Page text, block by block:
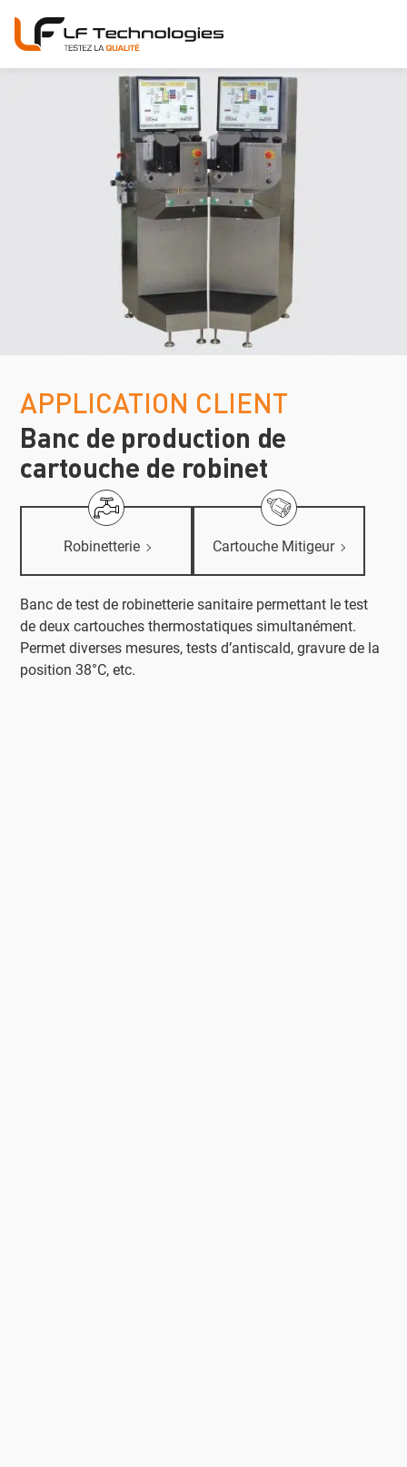
APPLICATION CLIENT
Banc de production de
cartouche de robinet
Robinetterie Cartouche Mitigeur
Banc de test de robinetterie sanitaire permettant le test
de deux cartouches thermostatiques simultanément.
Permet diverses mesures, tests d’antiscald, gravure de la
position 38°C, etc.